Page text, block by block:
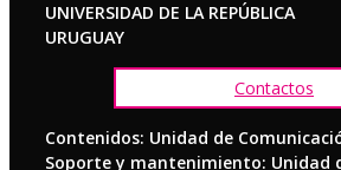
UNIVERSIDAD DE LA REPÚBLICA
URUGUAY
Contactos
Contenidos: Unidad de
Soporte y mantenimiento: Unidad